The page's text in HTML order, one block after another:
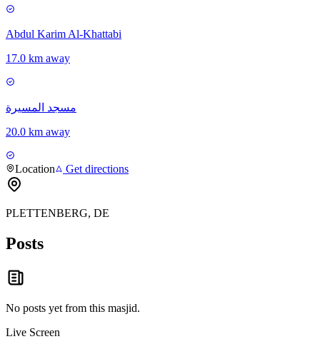
Abdul Karim Al-Khattabi
17.0 km away
مسجد المسيرة
20.0 km away
Location Get directions
PLETTENBERG, DE
Posts
No posts yet from this masjid.
Live Screen